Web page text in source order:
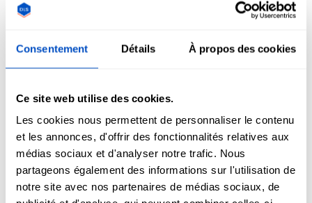
Consentement Détails À propos des cookies
Ce site web utilise des cookies.
Les cookies nous permettent de personnaliser le contenu
et les annonces, d'offrir des fonctionnalités relatives aux
médias sociaux et d'analyser notre trafic. Nous
partageons également des informations sur l'utilisation de
notre site avec nos partenaires de médias sociaux, de
Comment mettre une étiquette tissée sur
Il y a deux manières de mettre une étiquette tissée sur un
vêtement. On peut les coudre ou les appliquer avec un fer à
repasser. Les étiquettes thermocollantes sont sensibles à la